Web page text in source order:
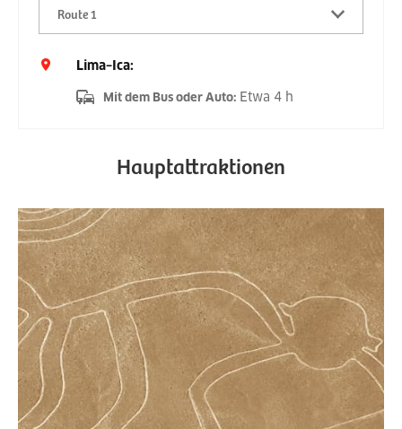
Route 1
Lima–Ica:
Mit dem Bus oder Auto: Etwa 4 h
Hauptattraktionen